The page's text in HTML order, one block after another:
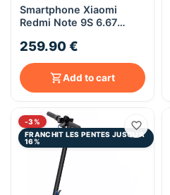
Smartphone Xiaomi
Redmi Note 9S 6.67
259.90 €
Add to cart
-3%
FRANCHIT LES PENTES JUSQU'À
16%